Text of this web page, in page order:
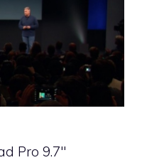
Pro 9.7″